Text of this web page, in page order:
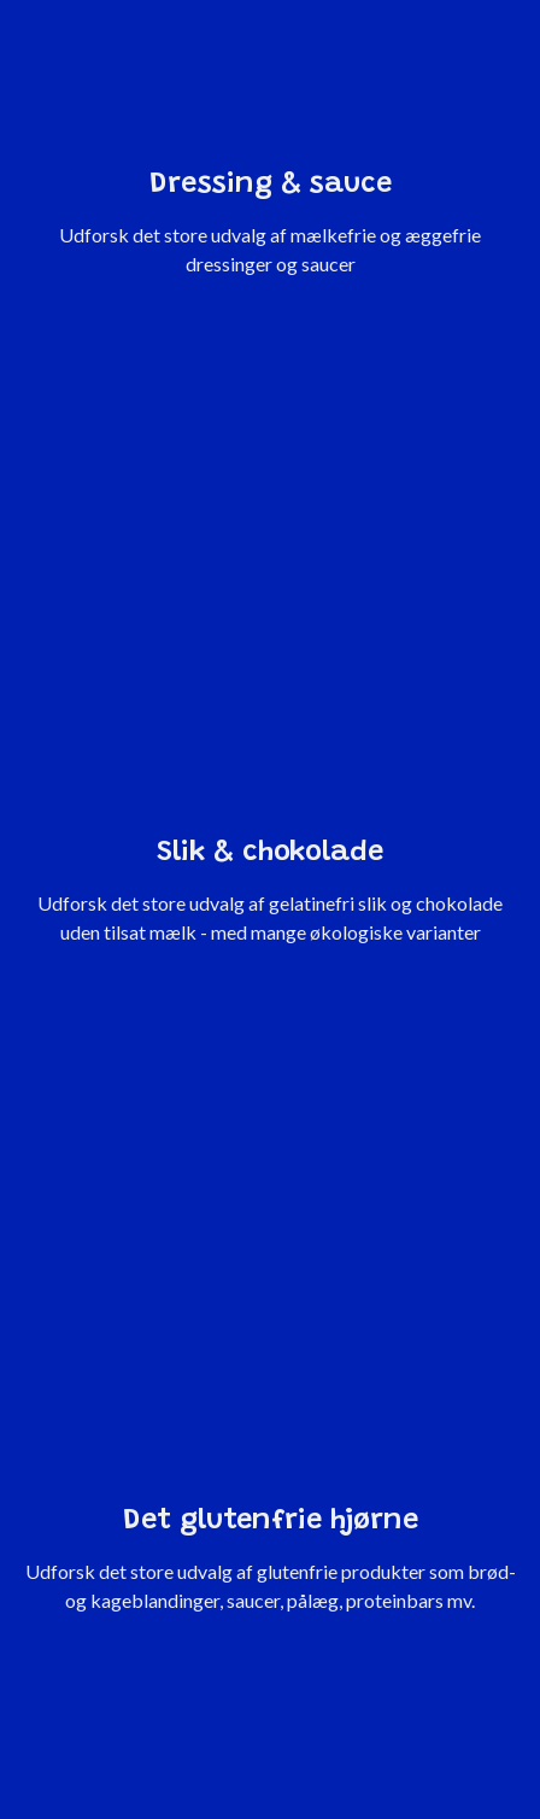
Dressing & sauce
Udforsk det store udvalg af mælkefrie og æggefrie
dressinger og saucer
Slik & chokolade
Udforsk det store udvalg af gelatinefri slik og chokolade
uden tilsat mælk - med mange økologiske varianter
Det glutenfrie hjørne
Udforsk det store udvalg af glutenfrie produkter som brød-
og kageblandinger, saucer, pålæg, proteinbars mv.